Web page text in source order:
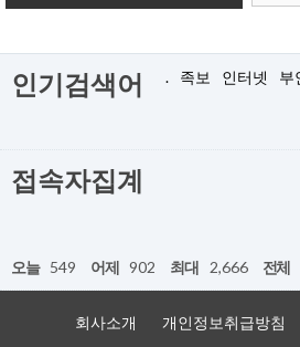
인기검색어 . 족보 인터넷 부
접속자집계
오늘 549 어제 902 최대 2,666 전체
회사소개 개인정보취급방침